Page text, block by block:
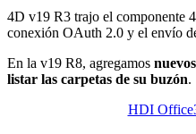
4D v19 R3 trajo el componente
conexión OAuth 2.0 y el envío
En la v19 R8, agregamos
listar las carpetas de su buzón.
HDI